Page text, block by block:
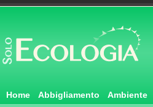
Home Abbigliamento Ambiente